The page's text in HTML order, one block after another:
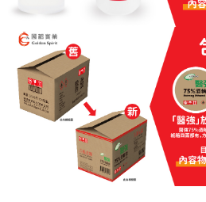
請求用戶進行身份認證。
５．嚴禁一人註冊多個帳號或使用他人資訊
恩沛科技股份有限公司將有權停止該用戶之